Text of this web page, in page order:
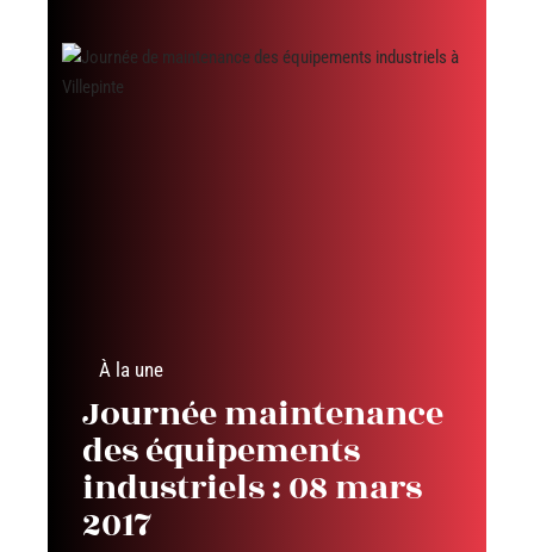
À la une
Journée maintenance
des équipements
industriels : 08 mars
2017